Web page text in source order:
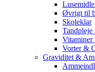
Øvrigt til
Skoleklar
Tandpleje
Vitaminer
Vorter &
Graviditet &